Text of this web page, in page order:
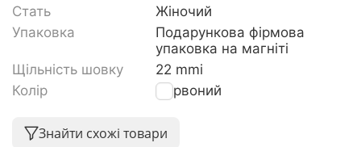
Стать
Жіночий
Упаковка
Подарункова фірмова
упаковка на магніті
Щільність шовку
22 mmi
Колір
Червоний
Знайти схожі товари